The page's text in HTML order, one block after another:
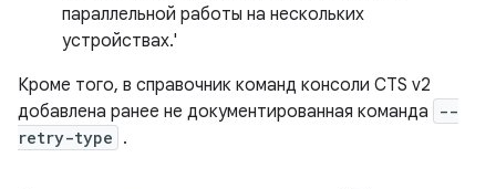
параллельной работы на нескольких
устройствах.'
Кроме того, в справочник команд консоли CTS v2
добавлена ​​ранее не документированная команда
--
retry-type .